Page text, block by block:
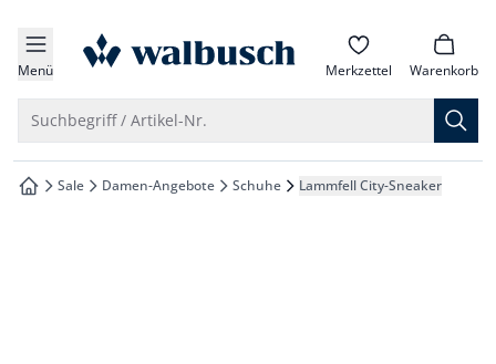
springen
springen
springen
springen
Menü zur Startseite Merkzettel Warenkorb
Suchbegriff / Artikel-Nr.
zur Startseite
Sale Damen-Angebote Schuhe Lammfell City-Sneaker